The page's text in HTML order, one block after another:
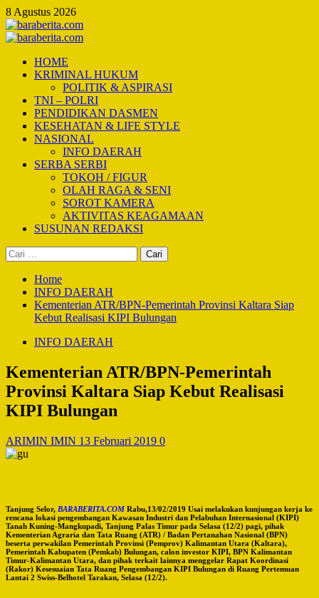
Skip
to
content
8 Agustus 2026
Primary
HOME
KRIMINAL HUKUM
POLITIK & ASPIRASI
TNI – POLRI
PENDIDIKAN DASMEN
KESEHATAN & LIFE STYLE
NASIONAL
INFO DAERAH
SERBA SERBI
TOKOH / FIGUR
OLAH RAGA & SENI
SOROT KAMERA
AKTIVITAS KEAGAMAAN
SUSUNAN REDAKSI
Cari
untuk:
Home
INFO DAERAH
Kementerian ATR/BPN-Pemerintah Provinsi Kaltara Siap
Kebut Realisasi KIPI Bulungan
INFO DAERAH
Kementerian ATR/BPN-Pemerintah
Provinsi Kaltara Siap Kebut Realisasi
KIPI Bulungan
ARIMIN IMIN 13 Februari 2019 0
Tanjung Selor, BARABERITA.COM Rabu,13/02/2019 Usai melakukan kunjungan kerja ke
rencana lokasi pengembangan Kawasan Industri dan Pelabuhan Internasional (KIPI)
Tanah Kuning-Mangkupadi, Tanjung Palas Timur pada Selasa (12/2) pagi, pihak
Kementerian Agraria dan Tata Ruang (ATR) / Badan Pertanahan Nasional (BPN)
beserta perwakilan Pemerintah Provinsi (Pemprov) Kalimantan Utara (Kaltara),
Pemerintah Kabupaten (Pemkab) Bulungan, calon investor KIPI, BPN Kalimantan
Timur-Kalimantan Utara, dan pihak terkait lainnya menggelar Rapat Koordinasi
(Rakor) Kesesuaian Tata Ruang Pengembangan KIPI Bulungan di Ruang Pertemuan
Lantai 2 Swiss-Belhotel Tarakan, Selasa (12/2).